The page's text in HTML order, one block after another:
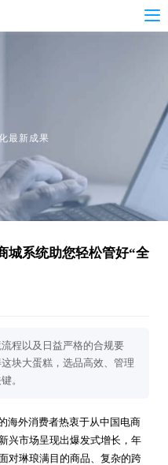
最新成果
城系统助您轻松管好“全
程以及日益严格的合规要
块大蛋糕，选品高效、管理
。
海外消费者热衷于从中国电商
兴市场呈现出爆发式增长，年
对琳琅满目的商品、复杂的跨